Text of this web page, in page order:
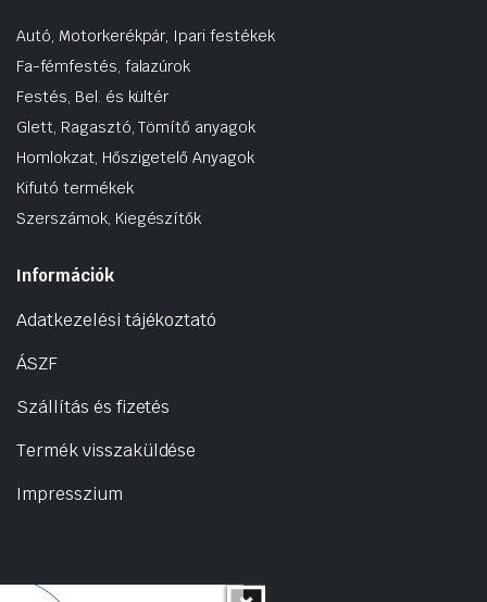
Autó, Motorkerékpár, Ipari festékek
Fa-fémfestés, falazúrok
Festés, Bel. és kültér
Glett, Ragasztó, Tömítő anyagok
Homlokzat, Hőszigetelő Anyagok
Kifutó termékek
Szerszámok, Kiegészítők
Információk
Adatkezelési tájékoztató
ÁSZF
Szállítás és fizetés
Termék visszaküldése
Impresszium